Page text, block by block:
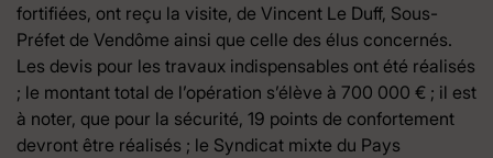
fortifiées, ont reçu la visite, de Vincent Le Duff, Sous-
Préfet de Vendôme ainsi que celle des élus concernés.
Les devis pour les travaux indispensables ont été réalisés
; le montant total de l’opération s’élève à 700 000 € ; il est
à noter, que pour la sécurité, 19 points de confortement
devront être réalisés ; le Syndicat mixte du Pays